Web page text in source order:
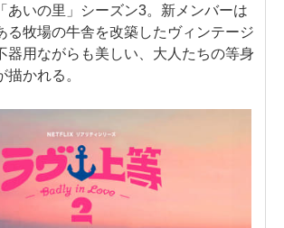
あいの里」シーズン3。新メンバーは
る牧場の牛舎を改築したヴィンテージ
器用ながらも美しい、大人たちの等身
描かれる。